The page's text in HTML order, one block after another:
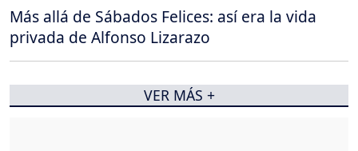
Más allá de Sábados Felices: así era la vida
privada de Alfonso Lizarazo
VER MÁS +